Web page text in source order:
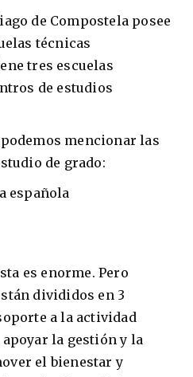
de Compostela posee
técnicas
tres escuelas
de estudios
mencionar las
de grado:
española
es enorme. Pero
divididos en 3
a la actividad
la gestión y la
el bienestar y